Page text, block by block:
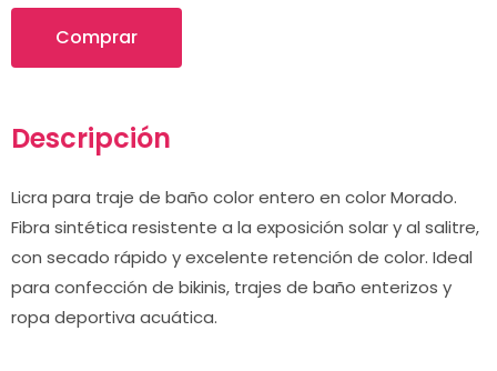
Comprar
Descripción
Licra para traje de baño color entero en color Morado.
Fibra sintética resistente a la exposición solar y al salitre,
con secado rápido y excelente retención de color. Ideal
para confección de bikinis, trajes de baño enterizos y
ropa deportiva acuática.